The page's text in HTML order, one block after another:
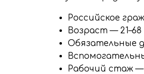
Российское
Возраст —
Обязательные
Рабочий стаж —